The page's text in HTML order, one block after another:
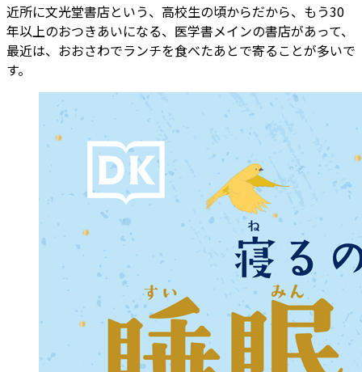
近所に文光堂書店という、高校生の頃からだから、もう30
年以上のおつきあいになる、医学書メインの書店があって、
最近は、おおさわでランチを食べたあとで寄ることが多いで
す。